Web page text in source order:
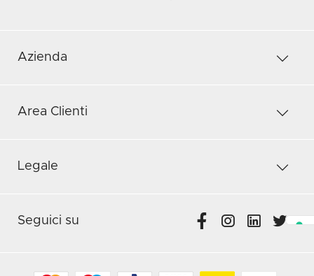
Azienda
Area Clienti
Legale
Seguici su